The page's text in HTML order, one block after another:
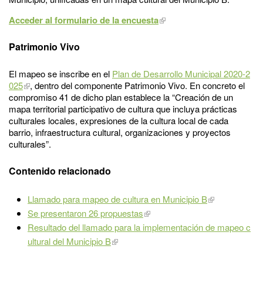
Acceder al formulario de la encuesta
Patrimonio Vivo
El mapeo se inscribe en el Plan de Desarrollo Municipal 2020-2
025
, dentro del componente Patrimonio Vivo. En concreto el
compromiso 41 de dicho plan establece la “Creación de un
mapa territorial participativo de cultura que incluya prácticas
culturales locales, expresiones de la cultura local de cada
barrio, infraestructura cultural, organizaciones y proyectos
culturales”.
Contenido relacionado
Llamado para mapeo de cultura en Municipio B
Se presentaron 26 propuestas
Resultado del llamado para la implementación de mapeo c
ultural del Municipio B